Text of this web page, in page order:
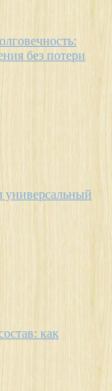
без потери
универсальный
как